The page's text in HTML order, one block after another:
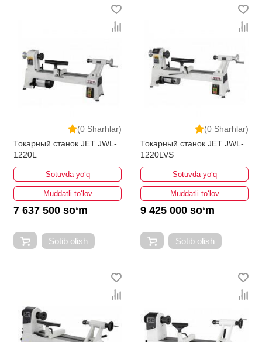
(0 Sharhlar)
Токарный станок JET JWL-
1220L
Sotuvda yo‘q
Muddatli to‘lov
7 637 500 so‘m
Sotib olish
(0 Sharhlar)
Токарный станок JET JWL-
1220LVS
Sotuvda yo‘q
Muddatli to‘lov
9 425 000 so‘m
Sotib olish